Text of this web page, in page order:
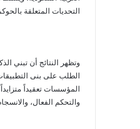
التحديات المتعلقة
وتظهر النتائج أن تبني
الطلب على بنى
المؤسسات تعقيداً
والتحكم الفعال،